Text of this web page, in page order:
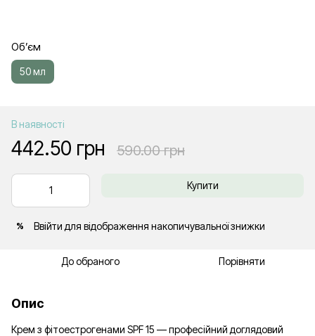
Об’єм
50 мл
В наявності
442.50 грн 590.00 грн
Купити
% Ввійти для відображення накопичувальної знижки
До обраного Порівняти
Опис
Крем з фітоестрогенами SPF 15 — професійний доглядовий